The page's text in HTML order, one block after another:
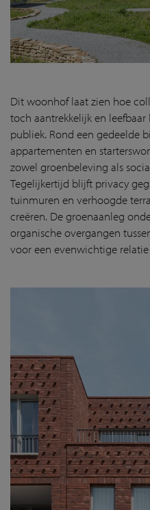
Dit woonhof laat zien hoe
toch aantrekkelijk en
publiek. Rond een gedeelde
appartementen en
zowel groenbeleving als
Tegelijkertijd blijft privacy
tuinmuren en verhoogde
creëren. De groenaanleg
organische overgangen
voor een evenwichtige